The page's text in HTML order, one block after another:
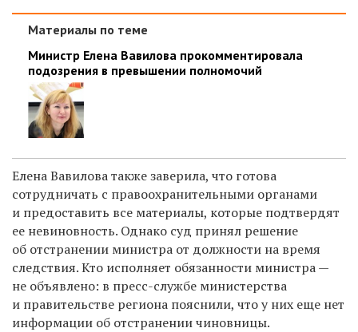
Материалы по теме
Министр Елена Вавилова прокомментировала
подозрения в превышении полномочий
Елена Вавилова также заверила, что готова
сотрудничать с правоохранительными органами
и предоставить все материалы, которые подтвердят
ее невиновность. Однако суд принял решение
об отстранении министра от должности на время
следствия.Кто исполняет обязанности министра —
не объявлено: в пресс-службе министерства
и правительстве региона пояснили, что у них еще нет
информации об отстранении чиновницы.